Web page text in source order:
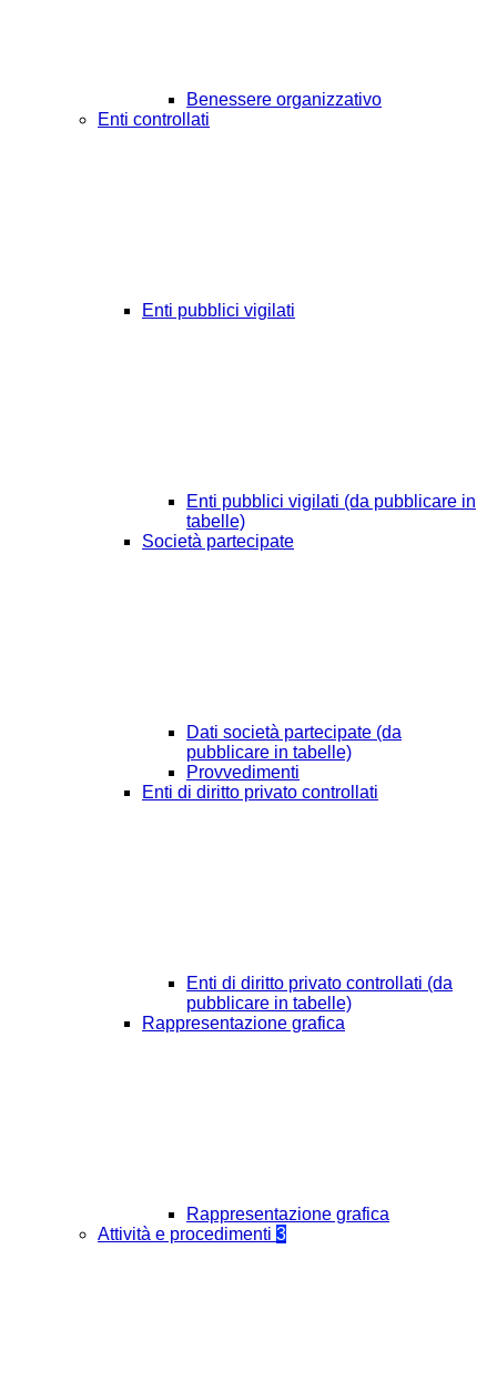
Benessere organizzativo
Enti controllati
Enti pubblici vigilati
Enti pubblici vigilati (da pubblicare in
tabelle)
Società partecipate
Dati società partecipate (da
pubblicare in tabelle)
Provvedimenti
Enti di diritto privato controllati
Enti di diritto privato controllati (da
pubblicare in tabelle)
Rappresentazione grafica
Rappresentazione grafica
Attività e procedimenti 3